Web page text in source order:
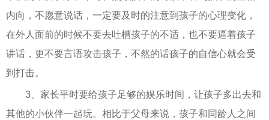
内向，不愿意说话，一定要及时的注意到孩子的心理变化，
在外人面前的时候不要去吐槽孩子的不适，也不要逼着孩子
讲话，更不要言语攻击孩子，不然的话孩子的自信心就会受
到打击。
3、家长平时要给孩子足够的娱乐时间，让孩子多出去和
其他的小伙伴一起玩。相比于父母来说，孩子和同龄人之间